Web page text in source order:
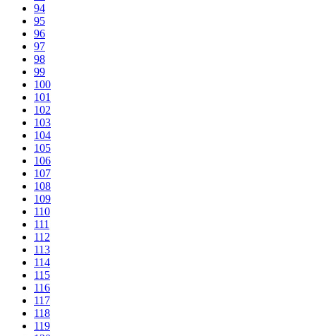
94
95
96
97
98
99
100
101
102
103
104
105
106
107
108
109
110
111
112
113
114
115
116
117
118
119